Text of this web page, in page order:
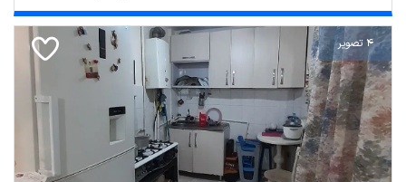
4 تصویر